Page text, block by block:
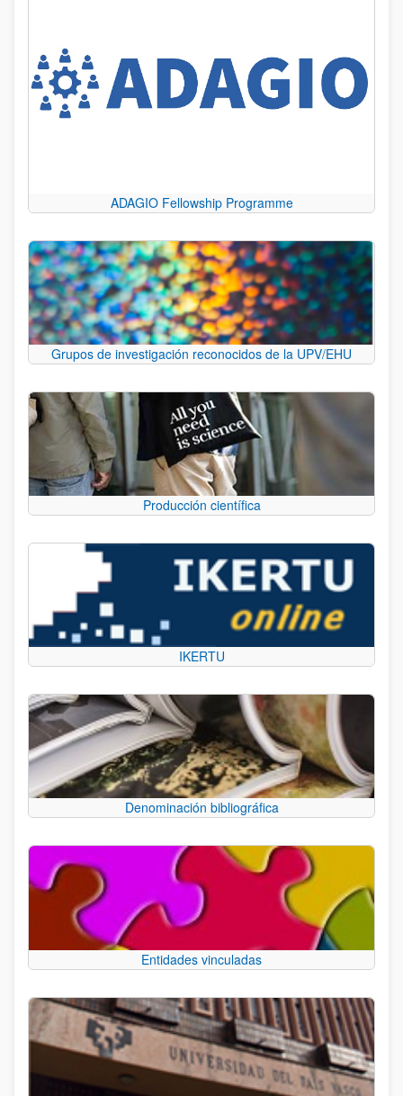
ADAGIO Fellowship Programme
Grupos de investigación reconocidos de la UPV/EHU
Producción científica
IKERTU
Denominación bibliográfica
Entidades vinculadas